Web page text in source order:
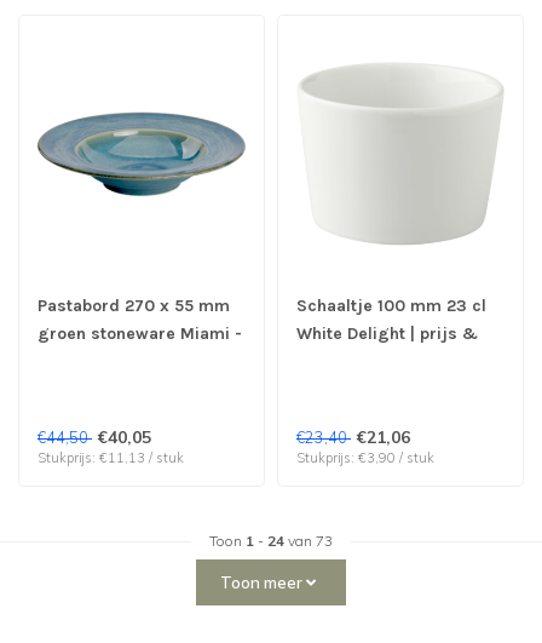
Pastabord 270 x 55 mm
groen stoneware Miami -
€44,50 €40,05
Stukprijs: €11,13 / stuk
Schaaltje 100 mm 23 cl
White Delight | prijs &
€23,40 €21,06
Stukprijs: €3,90 / stuk
Toon 1 - 24 van 73
Toon meer